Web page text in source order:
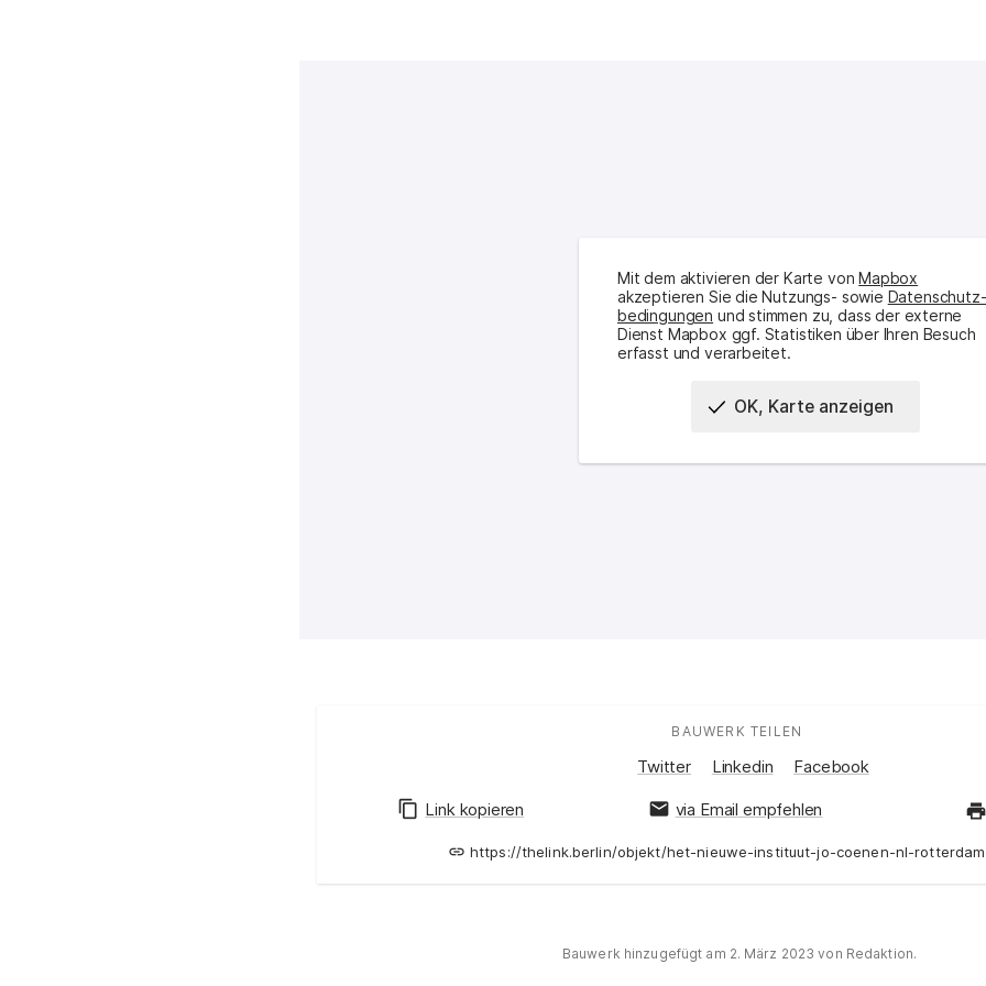
Mit dem aktivieren der Karte vonMapbox
akzeptieren Sie die Nutzungs- sowie Daten­schutz­
bedingungen und stimmen zu, dass der externe
Dienst Mapbox ggf. Statistiken über Ihren Besuch
erfasst und verarbeitet.
OK, Karte anzeigen
BAUWERK TEILEN
Auf Social Media teilen:
Twitter Linkedin Facebook
Link kopieren via Email empfehlen
https://thelink.berlin/objekt/het-nieuwe-instituut-jo-coenen-nl-
Bauwerk hinzugefügt am 2. März 2023 von Redaktion.